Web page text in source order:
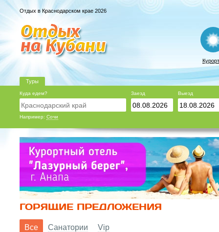
Отдых в Краснодарском крае 2026
Туры
Куда едем?
Например: Сочи
Заезд Выезд
ГОРЯЩИЕ ПРЕДЛОЖЕНИЯ
Все Санатории Vip